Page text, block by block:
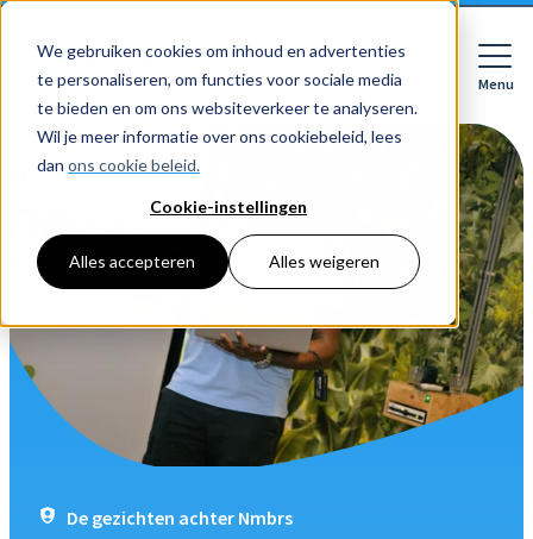
We gebruiken cookies om inhoud en advertenties
te personaliseren, om functies voor sociale media
te bieden en om ons websiteverkeer te analyseren.
Wil je meer informatie over ons cookiebeleid, lees
dan ons cookie beleid.
Cookie-instellingen
Alles accepteren Alles weigeren
Menu
Close
Softwarepakketten
Voor bedrijven
Voor accountants
Employee Self Service
Features
Declaraties
HR dashboards
HR workflows
Verlofregistratie
Tarieven
Prijzen
Voor bedrijven
Ontdek
Resources
Academy
BedrijfDe gezichten achter Nmbrs